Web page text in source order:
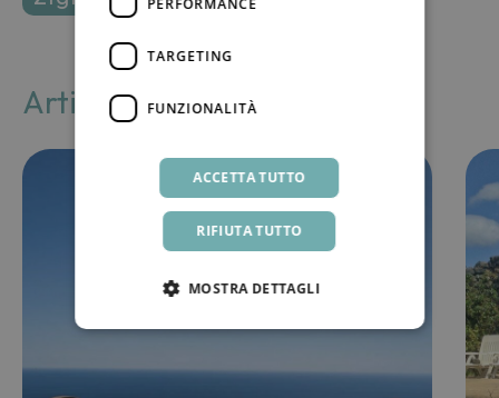
Articoli correlati
TARGETING
FUNZIONALITÀ
ACCETTA TUTTO
RIFIUTA TUTTO
MOSTRA DETTAGLI